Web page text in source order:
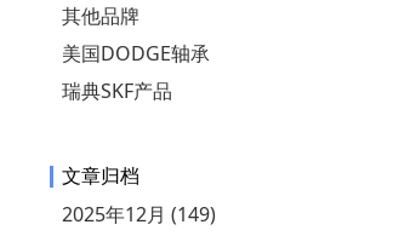
其他品牌
美国DODGE轴承
瑞典SKF产品
文章归档
2025年12月 (149)